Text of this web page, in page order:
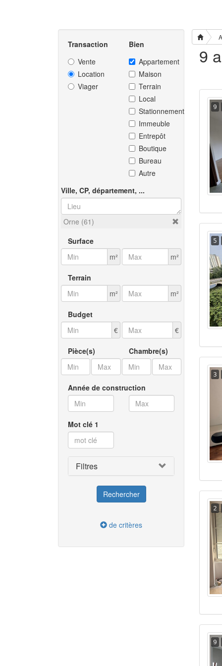
Transaction
Vente
Location
Viager
Bien
Appartement
Maison
Terrain
Local
Stationnement
Immeuble
Entrepôt
Boutique
Bureau
Autre
Ville, CP, département, ...
Orne (61)
Surface
m²
m²
Terrain
m²
m²
Budget
€
€
Pièce(s) Chambre(s)
Année de construction
Mot clé 1
Filtres
de critères
9
5
3
2
9